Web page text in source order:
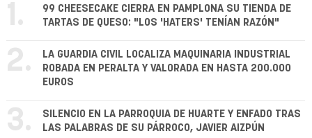
1.
99 CHEESECAKE CIERRA EN PAMPLONA SU TIENDA DE
TARTAS DE QUESO: "LOS 'HATERS' TENÍAN RAZÓN"
2.
LA GUARDIA CIVIL LOCALIZA MAQUINARIA INDUSTRIAL
ROBADA EN PERALTA Y VALORADA EN HASTA 200.000
EUROS
3.
SILENCIO EN LA PARROQUIA DE HUARTE Y ENFADO TRAS
LAS PALABRAS DE SU PÁRROCO, JAVIER AIZPÚN